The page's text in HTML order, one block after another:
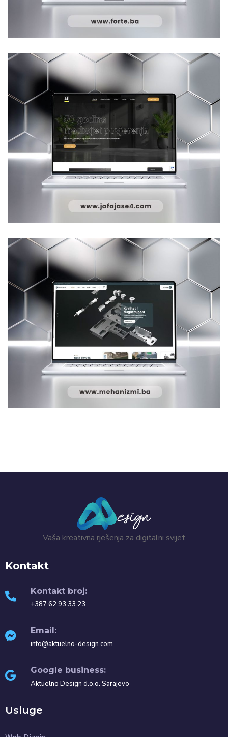
FORTE
Jafajase4
Mehanizmi.ba
Vaša kreativna rješenja za digitalni svijet
Kontakt
Kontakt broj:
+387 62 93 33 23
Email:
info@aktuelno-design.com
Google business:
Aktuelno Design d.o.o. Sarajevo
Usluge